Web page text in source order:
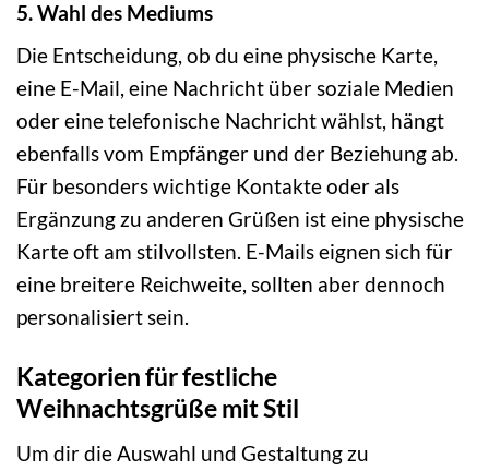
5. Wahl des Mediums
Die Entscheidung, ob du eine physische Karte,
eine E-Mail, eine Nachricht über soziale Medien
oder eine telefonische Nachricht wählst, hängt
ebenfalls vom Empfänger und der Beziehung ab.
Für besonders wichtige Kontakte oder als
Ergänzung zu anderen Grüßen ist eine physische
Karte oft am stilvollsten. E-Mails eignen sich für
eine breitere Reichweite, sollten aber dennoch
personalisiert sein.
Kategorien für festliche
Weihnachtsgrüße mit Stil
Um dir die Auswahl und Gestaltung zu